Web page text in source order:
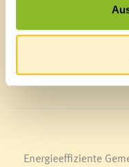
Bürgermeldungen
News Archiv
Energieeffiziente